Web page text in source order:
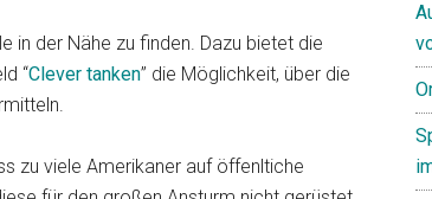
in der Nähe zu finden. Dazu bietet die
“Clever tanken” die Möglichkeit, über die
zu viele Amerikaner auf öffenltiche